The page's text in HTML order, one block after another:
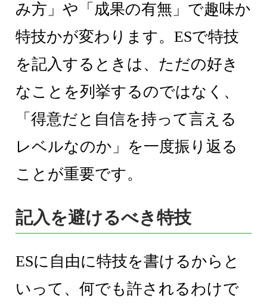
み方」や「成果の有無」で趣味か
特技かが変わります。ESで特技
を記入するときは、ただの好き
なことを列挙するのではなく、
「得意だと自信を持って言える
レベルなのか」を一度振り返る
ことが重要です。
記入を避けるべき特技
ESに自由に特技を書けるからと
いって、何でも許されるわけで